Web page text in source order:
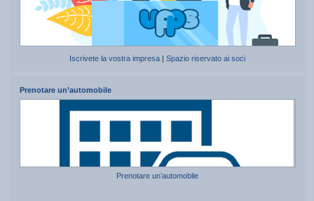
Iscrivete la vostra impresa |Spazio riservato ai soci
Prenotare un’automobile
Prenotare un’automobile